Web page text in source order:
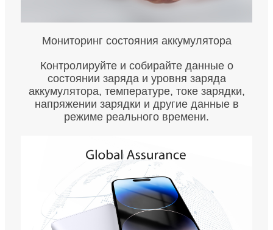
Мониторинг состояния аккумулятора
Контролируйте и собирайте данные о
состоянии заряда и уровня заряда
аккумулятора, температуре, токе зарядки,
напряжении зарядки и другие данные в
режиме реального времени.